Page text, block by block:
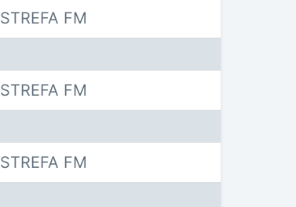
STREFA FM
STREFA FM
STREFA FM